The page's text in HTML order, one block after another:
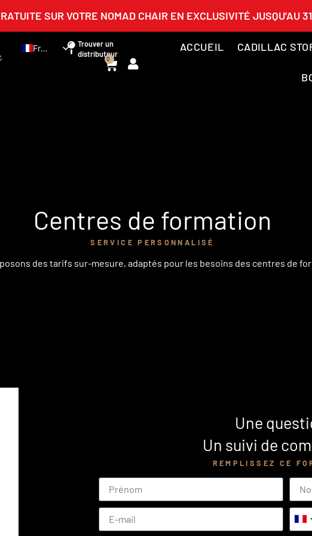
SUR VOTRE NOMAD CHAIR EN EXCLUSIVITÉ JUSQU'AU
French
Trouver un
distributeur
0
ACCUEIL CADILLAC
Centres de formation
SERVICE PERSONNALISÉ
des tarifs sur-mesure, adaptés pour les besoins des centres de
Une
Un suivi de
REMPLISSEZ CE